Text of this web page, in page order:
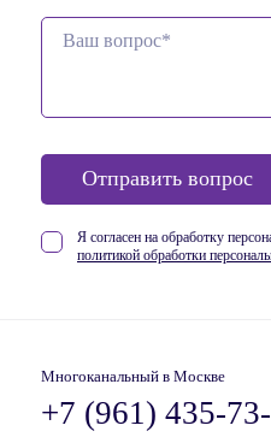
Отправить вопрос
Я согласен на обработку
политикой обработки
Многоканальный в Москве
+7 (961) 435-